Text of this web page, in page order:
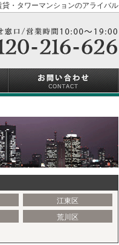
貸・タワーマンションのアライバル
江東区
荒川区